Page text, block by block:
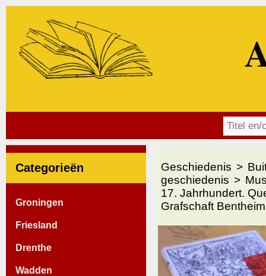
Categorieën
Groningen
Friesland
Drenthe
Wadden
Geschiedenis
geschiedenis
17. Jahrhundert.
Grafschaft